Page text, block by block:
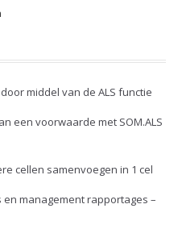
middel van de ALS functie
een voorwaarde met SOM.ALS
cellen samenvoegen in 1 cel
management rapportages –